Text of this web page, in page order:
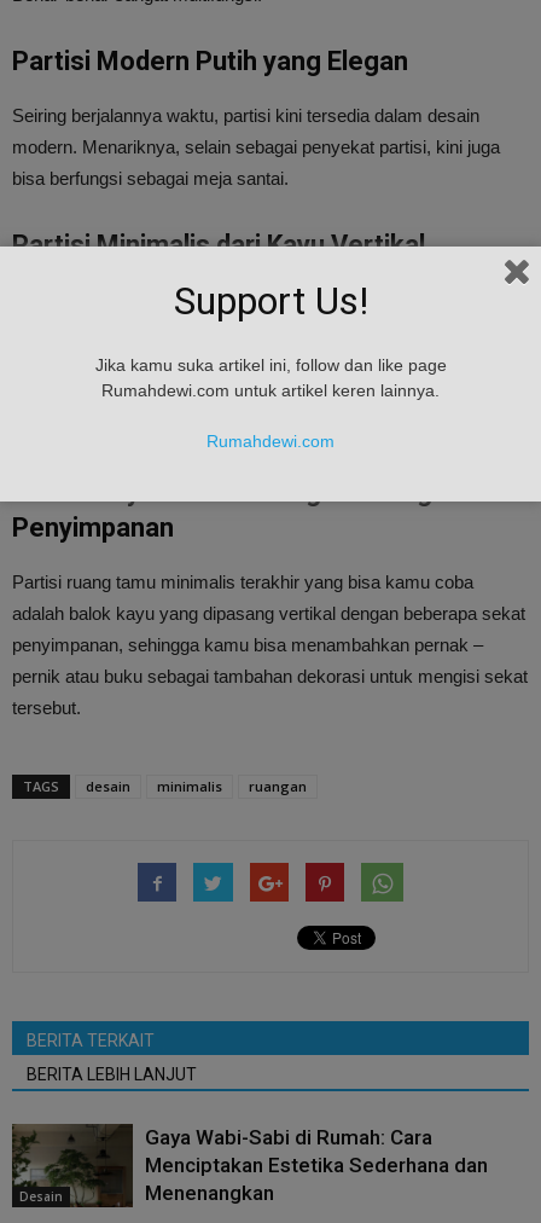
Partisi Modern Putih yang Elegan
Seiring berjalannya waktu, partisi kini tersedia dalam desain
modern. Menariknya, selain sebagai penyekat partisi, kini juga
bisa berfungsi sebagai meja santai.
Partisi Minimalis dari Kayu Vertikal
Partisi ruang tamu dan ruang keluarga minimalis ini terlihat begitu
dengan lampu di tengahnya akan membuat ruangan terlihat lebih
luas, bukan? Nah, bagian ini cocok digunakan pada rumah
Penyimpanan
Partisi ruang tamu minimalis terakhir yang bisa kamu coba
adalah balok kayu yang dipasang vertikal dengan beberapa sekat
penyimpanan, sehingga kamu bisa menambahkan pernak –
pernik atau buku sebagai tambahan dekorasi untuk mengisi sekat
tersebut.
TAGS desain minimalis ruangan
BERITA TERKAIT
BERITA LEBIH LANJUT
Desain
Gaya Wabi-Sabi di Rumah: Cara
Menciptakan Estetika Sederhana dan
Menenangkan
Support Us!
Jika kamu suka artikel ini, follow dan like page
Rumahdewi.com untuk artikel keren lainnya.
Rumahdewi.com